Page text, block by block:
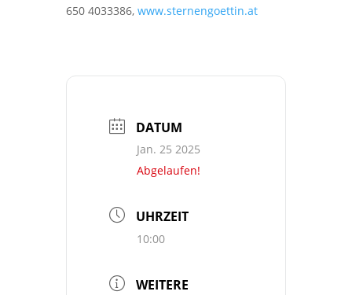
650 4033386, www.sternengoettin.at
DATUM
Jan. 25 2025
Abgelaufen!
UHRZEIT
10:00
WEITERE